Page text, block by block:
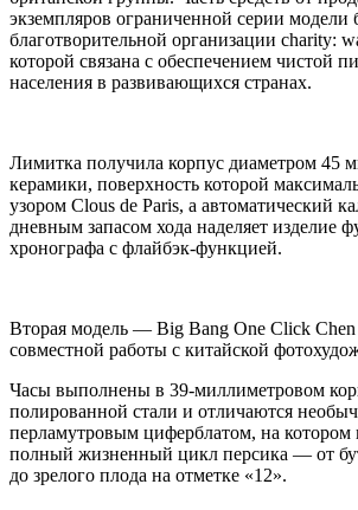
экземпляров ограниченной серии модели
благотворительной организации charity:
которой связана с обеспечением чистой
населения в развивающихся странах.
Лимитка получила корпус диаметром 45
керамики, поверхность которой
узором Clous de Paris, а автоматический
дневным запасом хода наделяет изделие
хронографа с флайбэк-функцией.
Вторая модель — Big Bang One Click Chen
совместной работы с китайской
Часы выполнены в 39-миллиметровом
полированной стали и отличаются
перламутровым циферблатом, на котором
полный жизненный цикл персика — от
до зрелого плода на отметке «12».